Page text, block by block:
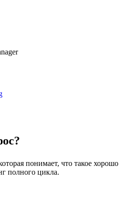
понимает, что такое хорошо
полного цикла.